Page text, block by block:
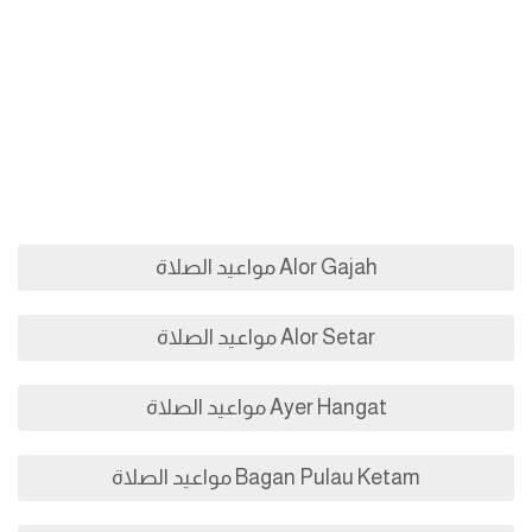
Alor Gajah مواعيد الصلاة
Alor Setar مواعيد الصلاة
Ayer Hangat مواعيد الصلاة
Bagan Pulau Ketam مواعيد الصلاة